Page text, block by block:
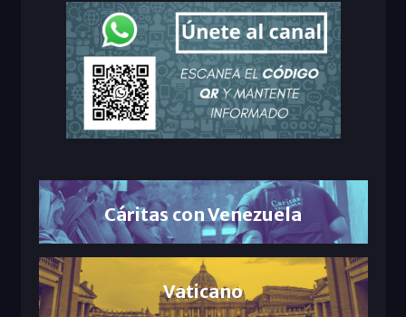
Cáritas con Venezuela
Vaticano